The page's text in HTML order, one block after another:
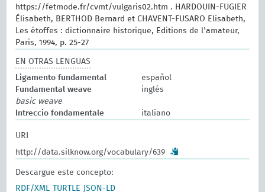
https://fetmode.fr/cvmt/vulgaris02.htm . HARDOUIN-FUGIER
Élisabeth, BERTHOD Bernard et CHAVENT-FUSARO Elisabeth,
Les étoffes : dictionnaire historique, Editions de l'amateur,
Paris, 1994, p. 25-27
EN OTRAS LENGUAS
Ligamento fundamental
español
Fundamental weave
inglés
basic weave
Intreccio fondamentale
italiano
URI
http://data.silknow.org/vocabulary/639
Descargue este concepto:
RDF/XML
TURTLE JSON-LD